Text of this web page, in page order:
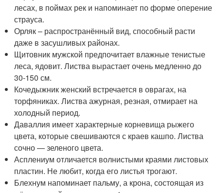
лесах, в поймах рек и напоминает по форме оперение
страуса.
Орляк – распространённый вид, способный расти
даже в засушливых районах.
Щитовник мужской предпочитает влажные тенистые
леса, ядовит. Листва вырастает очень медленно до
30-150 см.
Кочедыжник женский встречается в оврагах, на
торфяниках. Листва ажурная, резная, отмирает на
холодный период.
Даваллия имеет характерные корневища рыжего
цвета, которые свешиваются с краев кашпо. Листва
сочно — зеленого цвета.
Асплениум отличается волнистыми краями листовых
пластин. Не любит, когда его листья трогают.
Блехнум напоминает пальму, а крона, состоящая из